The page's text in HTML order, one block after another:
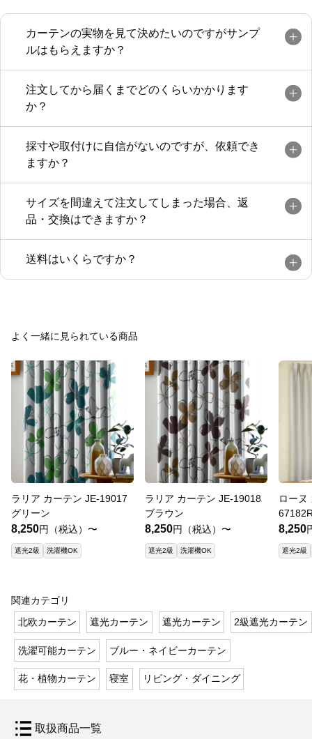
カーテンの実物を見て決めたいのですがサンプ
ルはもらえますか？
注文してから届くまでどのくらいかかります
か？
採寸や取付けに自信がないのですが、依頼でき
ますか？
サイズを間違えて注文してしまった場合、返
品・交換はできますか？
送料はいくらですか？
よく一緒に見られている商品
ラリア カーテン JE-19017
グリーン
8,250円（税込）〜
遮光2級 洗濯機OK
ラリア カーテン JE-19018
ブラウン
8,250円（税込）〜
遮光2級 洗濯機OK
ローヌ
8,250
遮光2級
関連カテゴリ
北欧カーテン
遮光カーテン 遮光カーテン 2級遮光カーテン
洗濯可能カーテン ブルー・ネイビーカーテン
花・植物カーテン 寝室 リビング・ダイニング
取扱商品一覧